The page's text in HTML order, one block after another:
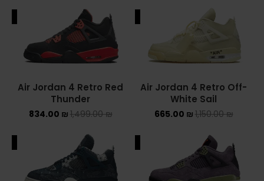
YEEZY KIDS
NIKE AIR FORCE 1 SHADOW
NIKE BLAZER
NIKE COLLECTION
Air Jordan 4 Retro Off-
White Sail
1,150.00₪
665.00 ₪
Air Jordan 4 Retro Red
Thunder
1,499.00₪
834.00 ₪